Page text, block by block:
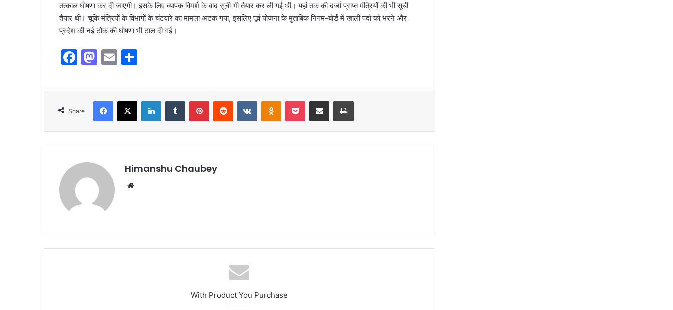
तत्काल घोषणा कर दी जाएगी। इसके लिए व्यापक विमर्श के बाद सूची भी तैयार कर ली गई थी। यहां तक की दर्जा प्राप्त मंत्रियों की भी सूची
तैयार थी। चूंकि मंत्रियों के विभागों के चंटवारे का मामला अटक गया, इसलिए पूर्व योजना के मुताबिक निगम-बोर्ड में खाली पदों को भरने और
प्रदेश की नई टोक की घोषणा भी टाल दी गई।
F
c
e
o
o
k
M
st
o
d
o
n
E
ai
l
ar
e
Share
Himanshu Chaubey
With Product You Purchase